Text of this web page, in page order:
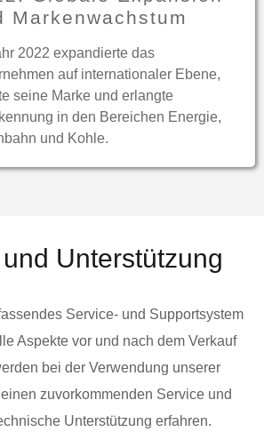
Markenwachstum
2022 expandierte das
auf internationaler Ebene,
seine Marke und erlangte
in den Bereichen Energie,
und Kohle.
Unterstützung
Service- und Supportsystem
Aspekte vor und nach dem Verkauf
bei der Verwendung unserer
zuvorkommenden Service und
Unterstützung erfahren.